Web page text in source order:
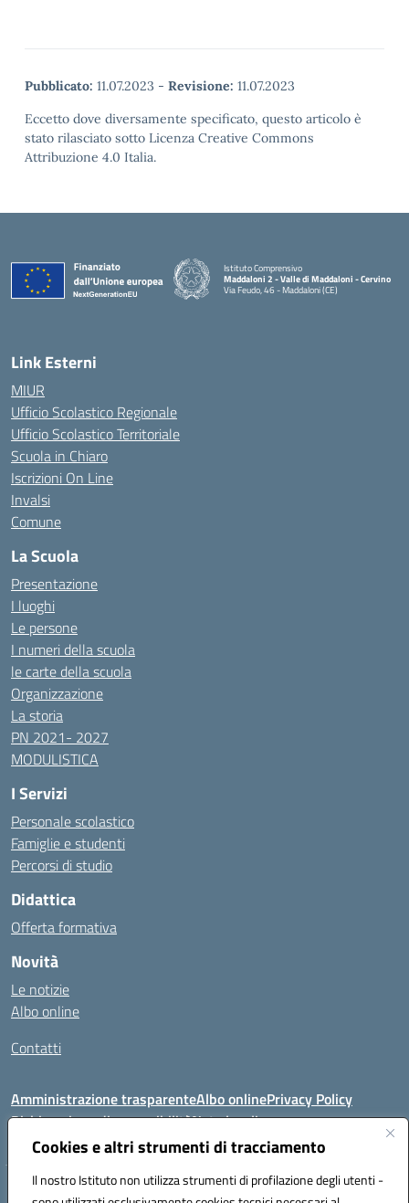
Cookies e altri strumenti di tracciamento
Il nostro Istituto non utilizza strumenti di profilazione degli utenti -
Pubblicato: 11.07.2023 - Revisione: 11.07.2023
Eccetto dove diversamente specificato, questo articolo è
stato rilasciato sotto Licenza Creative Commons
Attribuzione 4.0 Italia.
Istituto Comprensivo
Maddaloni 2 - Valle di Maddaloni - Cervino
Via Feudo, 46 - Maddaloni (CE)
Link Esterni
MIUR
Ufficio Scolastico Regionale
Ufficio Scolastico Territoriale
Scuola in Chiaro
Iscrizioni On Line
Invalsi
Comune
La Scuola
Presentazione
I luoghi
Le persone
I numeri della scuola
le carte della scuola
Organizzazione
La storia
PN 2021- 2027
MODULISTICA
I Servizi
Personale scolastico
Famiglie e studenti
Percorsi di studio
Didattica
Offerta formativa
Novità
Le notizie
Albo online
Contatti
Amministrazione trasparenteAlbo onlinePrivacy Policy
Dichiarazione di accessibilitàNote legali
VIA FEUDO N.46 - 81024 - Maddaloni (CE) - Tel 0823202821 - Mail: